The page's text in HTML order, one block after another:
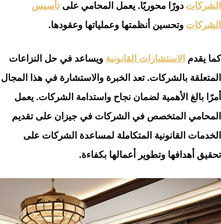
الشركات دورًا محوريًا. يعمل المحامي علىتأسيس
الشركات وتحسين أنظمتها وعملياتها وعقودها.
كما يقدم الاستشارات القانونية ويساعد في حل النزاعات
المتعلقة بالشركات. تعد الخبرة والاستشارة في هذا المجال
أمرًا بالغ الأهمية لضمان نجاح واستدامة الشركات. يعمل
المحامي المتخصص في الشركات في جيزان على تقديم
الخدمات القانونية المتكاملة لمساعدة الشركات على
تحقيق أهدافها وتطوير أعمالها بكفاءة.